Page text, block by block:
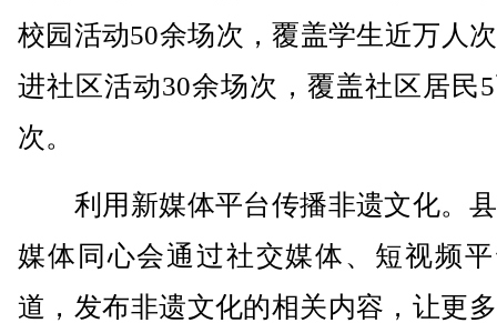
校园活动50余场次，覆盖学生近万人
进社区活动30余场次，覆盖社区居民
次。
利用新媒体平台传播非遗文化。
媒体同心会通过社交媒体、短视频
道，发布非遗文化的相关内容，让更